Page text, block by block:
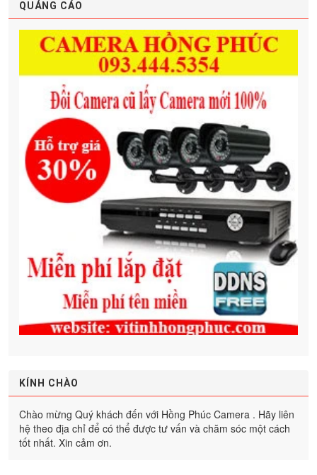
QUẢNG CÁO
KÍNH CHÀO
Chào mừng Quý khách đến với Hồng Phúc Camera . Hãy liên
hệ theo địa chỉ để có thể được tư vấn và chăm sóc một cách
tốt nhất. Xin cảm ơn.